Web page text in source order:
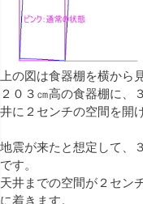
上の図は食器棚を横から
２０３㎝高の食器棚に、
井に２センチの空間を開
地震が来たと想定して、
です。
天井までの空間が２セン
に着きます。